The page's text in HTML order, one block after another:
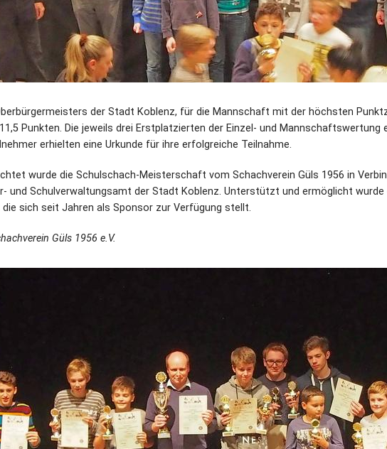
der Stadt Koblenz, für die Mannschaft mit der höchsten
Punkten. Die jeweils drei Erstplatzierten der Einzel- und Mannschaftswertung
erhielten eine Urkunde für ihre erfolgreiche Teilnahme.
wurde die Schulschach-Meisterschaft vom Schachverein Güls 1956 in
und Schulverwaltungsamt der Stadt Koblenz. Unterstützt und ermöglicht
die sich seit Jahren als Sponsor zur Verfügung stellt.
Güls 1956 e.V.